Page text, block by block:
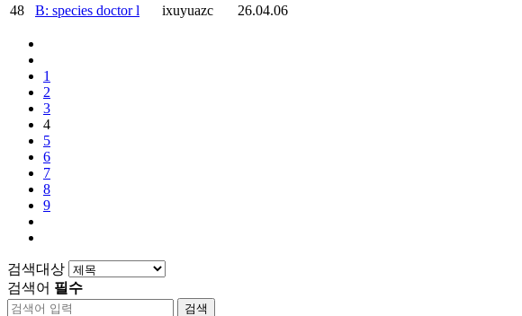
48
B: species doctor l ixuyuazc 26.04.06
1
2
3
4
5
6
7
8
9
검색대상
검색어 필수
검색